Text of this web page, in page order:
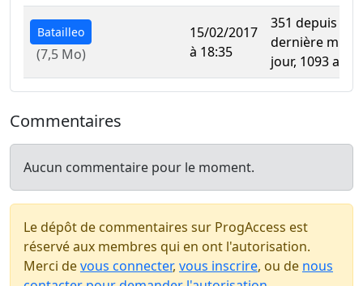
Batailleo
(7,5 Mo)
15/02/2017
à 18:35
351 depuis la
dernière mise
jour, 1093 au
Commentaires
Aucun commentaire pour le moment.
Le dépôt de commentaires sur ProgAccess est
réservé aux membres qui en ont l'autorisation.
Merci devous connecter, vous inscrire, ou de nous